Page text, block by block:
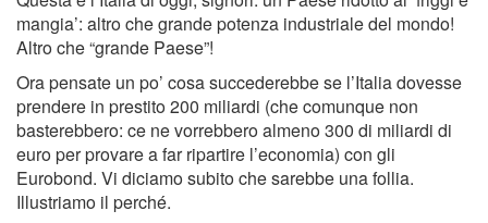
mangia’: altro che grande potenza industriale del mondo!
Altro che “grande Paese”!
Ora pensate un po’ cosa succederebbe se l’Italia dovesse
prendere in prestito 200 miliardi (che comunque non
basterebbero: ce ne vorrebbero almeno 300 di miliardi di
euro per provare a far ripartire l’economia) con gli
Eurobond. Vi diciamo subito che sarebbe una follia.
Illustriamo il perché.